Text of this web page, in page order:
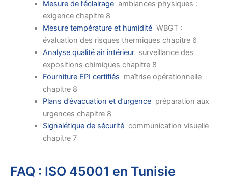
Mesure de l’éclairageambiances physiques :
exigence chapitre 8
Mesure température et humiditéWBGT :
évaluation des risques thermiques chapitre 6
Analyse qualité air intérieursurveillance des
expositions chimiques chapitre 8
Fourniture EPI certifiés maîtrise opérationnelle
chapitre 8
Plans d’évacuation et d’urgencepréparation aux
urgences chapitre 8
Signalétique de sécuritécommunication visuelle
chapitre 7
FAQ : ISO 45001 en Tunisie